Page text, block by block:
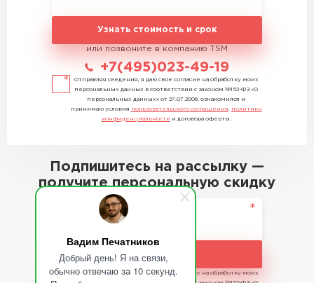
Вадим Печатников
Добрый день! Я на связи,
обычно отвечаю за 10 секунд.
Узнать стоимость и срок
или позвоните в компанию TSM
+7(495)023-49-19
Отправляя сведения, я даю свое согласие на обработку моих
персональных данных в соответствии с законом №152-ФЗ «О
персональных данных» от 27.07.2006, ознакомился и
принимаю условия пользовательского соглашения
политики
конфиденциальности и договора оферты.
Подпишитесь на рассылку —
получите персональную скидку
Отправляя сведения, я даю свое согласие на обработку моих